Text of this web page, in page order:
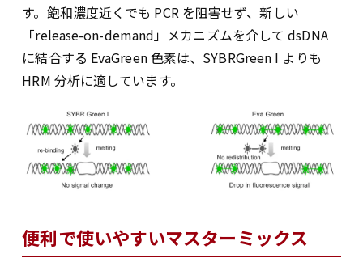
す。飽和濃度近くでも PCR を阻害せず、新しい
「release-on-demand」メカニズムを介して dsDNA
に結合する EvaGreen 色素は、SYBRGreen I よりも
HRM 分析に適しています。
便利で使いやすいマスターミックス